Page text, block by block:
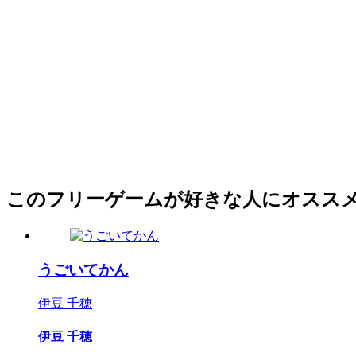
このフリーゲームが好きな人にオスス
うごいてかん
伊豆 千穂
伊豆 千穂